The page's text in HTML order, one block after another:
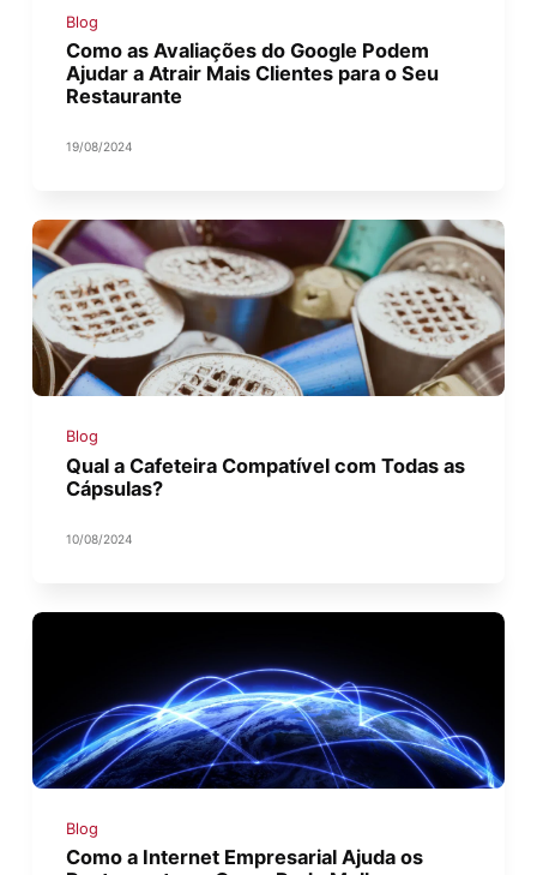
Blog
Como as Avaliações do Google Podem
Ajudar a Atrair Mais Clientes para o Seu
Restaurante
19/08/2024
Blog
Qual a Cafeteira Compatível com Todas as
Cápsulas?
10/08/2024
Blog
Como a Internet Empresarial Ajuda os